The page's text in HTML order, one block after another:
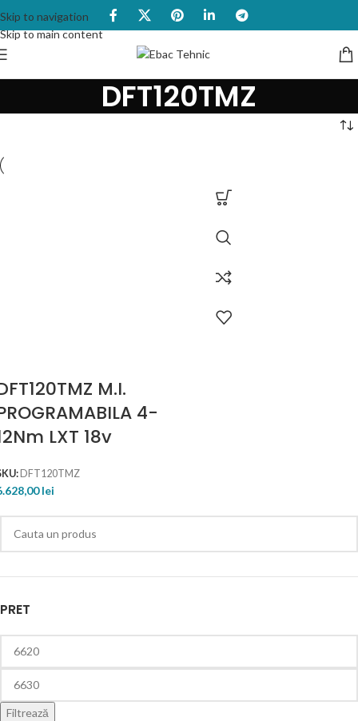
Skip to navigation
Skip to main content
DFT120TMZ
PRET
Filtrează
M.I.
4-
LXT 18v
DFT120TMZ
lei